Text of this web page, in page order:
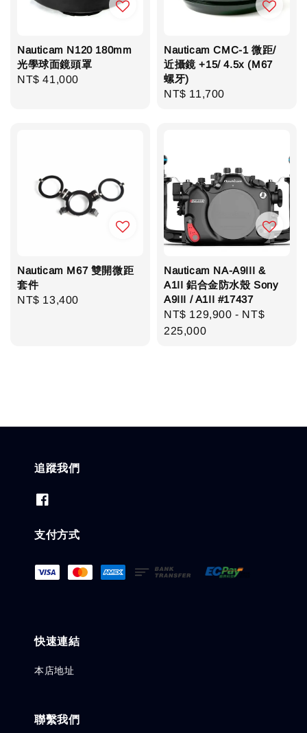
Nauticam N120 180mm
光學球面鏡頭罩
Regular
NT$ 41,000
Nauticam CMC-1 微距/
近攝鏡 +15/ 4.5x (M67
螺牙)
Regular
NT$ 11,700
Nauticam M67 雙開微距
套件
Regular
NT$ 13,400
Nauticam NA-A9III &
A1II 鋁合金防水殼 Sony
A9III / A1II #17437
Regular
price
NT$ 129,900 - NT$
225,000
追蹤我們
支付方式
快速連結
本店地址
聯繫我們